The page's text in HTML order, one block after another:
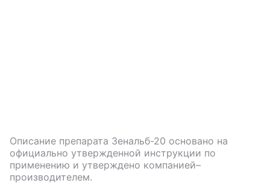
Описание препарата Зенальб-20 основано на
официально утвержденной инструкции по
применению и утверждено компанией–
производителем.